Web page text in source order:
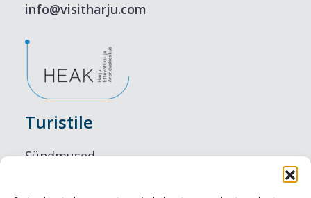
info@visitharju.com
Turistile
Sündmused